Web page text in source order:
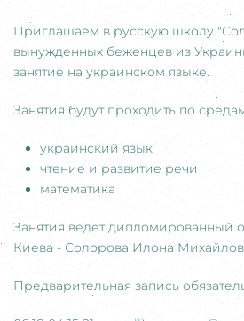
Приглашаем в русскую школу
вынужденных беженцев из
занятие на украинском языке.
Занятия будут проходить по
украинский язык
чтение и развитие речи
математика
Занятия ведет дипломированный
Киева - Солорова Илона
Предварительная запись